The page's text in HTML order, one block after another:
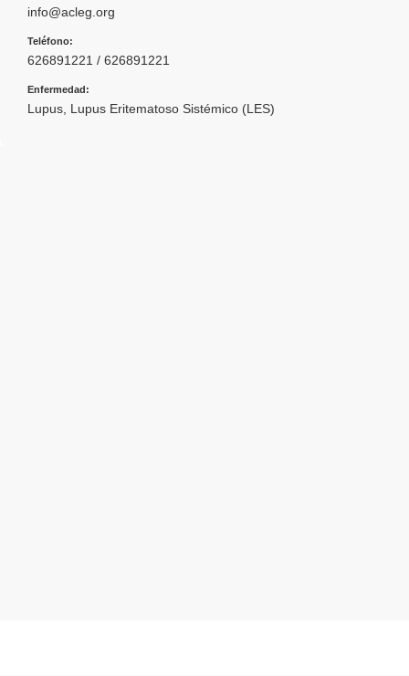
info@acleg.org
Teléfono:
626891221 / 626891221
Enfermedad:
Lupus Lupus Eritematoso Sistémico (LES)